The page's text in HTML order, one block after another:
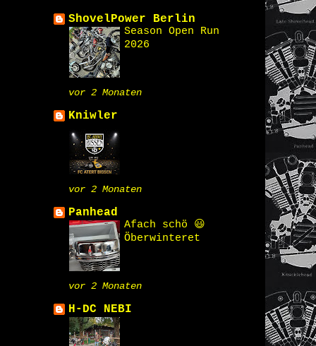
ShovelPower Berlin
Season Open Run
2026
vor 2 Monaten
Kniwler
vor 2 Monaten
Panhead
Afach schö 😃
Öberwinteret
vor 2 Monaten
H-DC NEBI